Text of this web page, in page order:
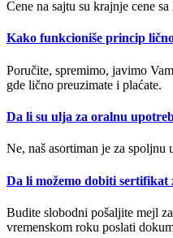
Cene na sajtu su krajnje cene
Kako funkcioniše princip
Poručite, spremimo, javimo
gde lično preuzimate i plaćate.
Da li su ulja za oralnu
Ne, naš asortiman je za spoljnu
Da li možemo dobiti sertifikat
Budite slobodni pošaljite mejl
vremenskom roku poslati